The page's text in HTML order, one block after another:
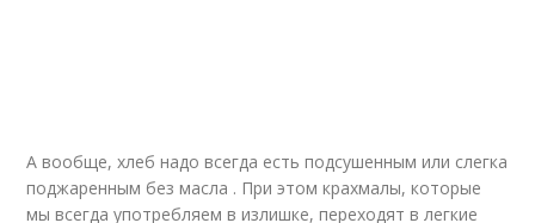
А вообще, хлеб надо всегда есть подсушенным или слегка
поджаренным без масла . При этом крахмалы, которые
мы всегда употребляем в излишке, переходят в легкие